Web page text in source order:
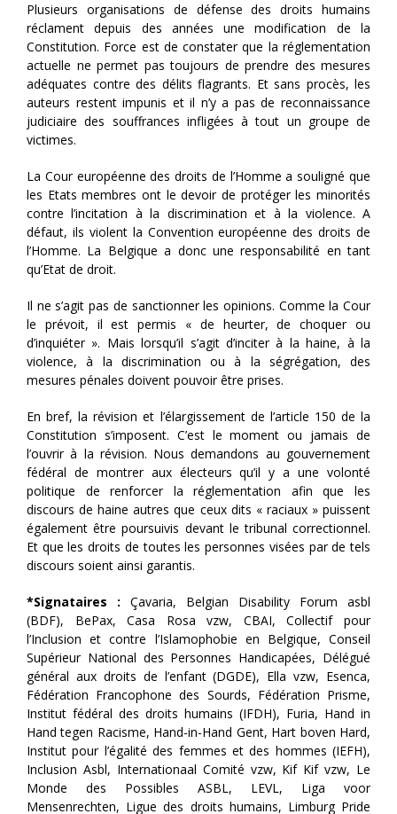
Plusieurs organisations de défense des droits humains
réclament depuis des années une modification de la
Constitution. Force est de constater que la réglementation
actuelle ne permet pas toujours de prendre des mesures
adéquates contre des délits flagrants. Et sans procès, les
auteurs restent impunis et il n’y a pas de reconnaissance
judiciaire des souffrances infligées à tout un groupe de
victimes.
La Cour européenne des droits de l’Homme a souligné que
les Etats membres ont le devoir de protéger les minorités
contre l’incitation à la discrimination et à la violence. A
défaut, ils violent la Convention européenne des droits de
l’Homme. La Belgique a donc une responsabilité en tant
qu’Etat de droit.
Il ne s’agit pas de sanctionner les opinions. Comme la Cour
le prévoit, il est permis « de heurter, de choquer ou
d’inquiéter ». Mais lorsqu’il s’agit d’inciter à la haine, à la
violence, à la discrimination ou à la ségrégation, des
mesures pénales doivent pouvoir être prises.
En bref, la révision et l’élargissement de l’article 150 de la
Constitution s’imposent. C’est le moment ou jamais de
l’ouvrir à la révision. Nous demandons au gouvernement
fédéral de montrer aux électeurs qu’il y a une volonté
politique de renforcer la réglementation afin que les
discours de haine autres que ceux dits « raciaux » puissent
également être poursuivis devant le tribunal correctionnel.
Et que les droits de toutes les personnes visées par de tels
discours soient ainsi garantis.
*Signataires : Çavaria, Belgian Disability Forum asbl
(BDF), BePax, Casa Rosa vzw, CBAI, Collectif pour
l’Inclusion et contre l’Islamophobie en Belgique, Conseil
Supérieur National des Personnes Handicapées, Délégué
général aux droits de l’enfant (DGDE), Ella vzw, Esenca,
Fédération Francophone des Sourds, Fédération Prisme,
Institut fédéral des droits humains (IFDH), Furia, Hand in
Hand tegen Racisme, Hand-in-Hand Gent, Hart boven Hard,
Institut pour l’égalité des femmes et des hommes (IEFH),
Inclusion Asbl, Internationaal Comité vzw, Kif Kif vzw, Le
Monde des Possibles ASBL, LEVL, Liga voor
Mensenrechten, Ligue des droits humains, Limburg Pride